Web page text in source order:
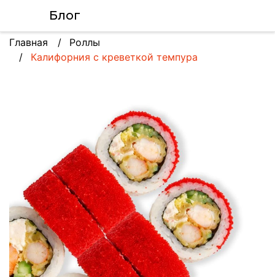
Блог
Главная
Роллы
Калифорния с креветкой темпура